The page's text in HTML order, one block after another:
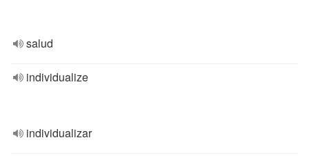
salud
individualize
individualizar